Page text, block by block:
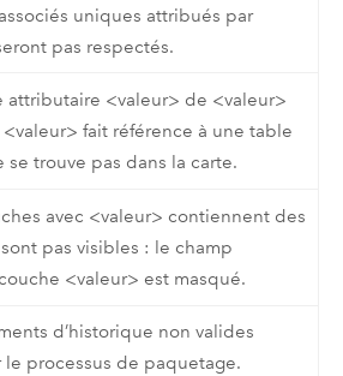
uniques attribués par
pas respectés.
attributaire <valeur> de <valeur>
fait référence à une table
se trouve pas dans la carte.
avec <valeur> contiennent des
pas visibles : le champ
<valeur> est masqué.
d’historique non valides
le processus de paquetage.